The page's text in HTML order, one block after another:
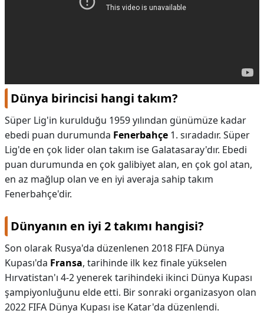
Dünya birincisi hangi takım?
Süper Lig'in kurulduğu 1959 yılından günümüze kadar
ebedi puan durumunda Fenerbahçe 1. sıradadır. Süper
Lig'de en çok lider olan takım ise Galatasaray'dır. Ebedi
puan durumunda en çok galibiyet alan, en çok gol atan,
en az mağlup olan ve en iyi averaja sahip takım
Fenerbahçe'dir.
Dünyanın en iyi 2 takımı hangisi?
Son olarak Rusya'da düzenlenen 2018 FIFA Dünya
Kupası'da Fransa, tarihinde ilk kez finale yükselen
Hırvatistan'ı 4-2 yenerek tarihindeki ikinci Dünya Kupası
şampiyonluğunu elde etti. Bir sonraki organizasyon olan
2022 FIFA Dünya Kupası ise Katar'da düzenlendi.